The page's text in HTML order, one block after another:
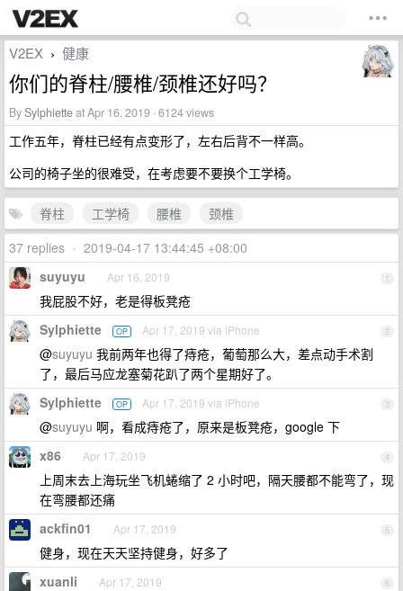
V2EX › 健康
你们的脊柱/腰椎/颈椎还好吗？
BySylphietteat Apr 16, 2019 · 6124 views
工作五年，脊柱已经有点变形了，左右后背不一样高。
公司的椅子坐的很难受，在考虑要不要换个工学椅。
脊柱 工学椅 腰椎
颈椎
37 replies • 2019-04-17 13:44:45 +08:00
1
suyuyu Apr 16, 2019
我屁股不好，老是得板凳疮
2
Sylphiette OP Apr 17, 2019 via iPhone
@suyuyu 我前两年也得了痔疮，葡萄那么大，差点动手术割
了，最后马应龙塞菊花趴了两个星期好了。
3
Sylphiette OP Apr 17, 2019 via iPhone
@suyuyu 啊，看成痔疮了，原来是板凳疮，google 下
4
x86 Apr 17, 2019
上周末去上海玩坐飞机蜷缩了 2 小时吧，隔天腰都不能弯了，现
在弯腰都还痛
5
ackfin01 Apr 17, 2019
健身，现在天天坚持健身，好多了
6
xuanli Apr 17, 2019